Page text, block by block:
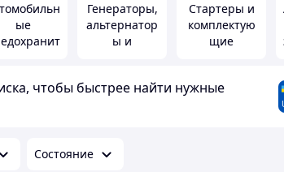
ые
ли
Генераторы,
альтернатор
ы и
Стартеры и
комплектую
щие
чтобы быстрее найти нужные
Состояние